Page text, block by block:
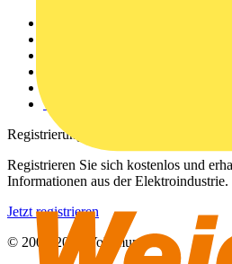
voltimum.com
Registrierung
Registrieren Sie sich kostenlos und
Informationen aus der Elektroindustrie.
Jetzt registrieren
© 2002-
2026
Voltimum